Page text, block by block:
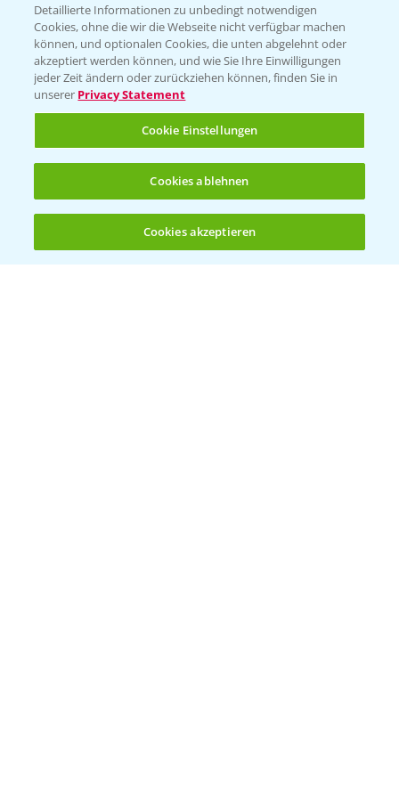
(noch 4)
PAMIRA - Packmittelrücknahme
Sammelstellen und Termine
PRE - Chemikalien sicher entsorgen
Sammelstellen und Termine
Kontakt & Notfall
Detaillierte Informationen zu unbedingt notwendigen
Cookies, ohne die wir die Webseite nicht verfügbar machen
können, und optionalen Cookies, die unten abgelehnt oder
akzeptiert werden können, und wie Sie Ihre Einwilligungen
jeder Zeit ändern oder zurückziehen können, finden Sie in
unserer Privacy Statement
Cookie Einstellungen
Cookies ablehnen
Cookies akzeptieren